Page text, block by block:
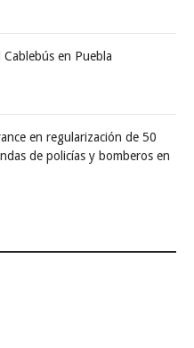
en Puebla
en regularización de 50
de policías y bomberos en